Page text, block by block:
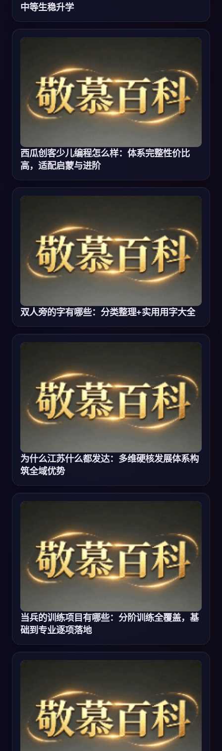
中等生稳升学
西瓜创客少儿编程怎么样：体系完整性价比
高，适配启蒙与进阶
双人旁的字有哪些：分类整理+实用用字大全
为什么江苏什么都发达：多维硬核发展体系构
筑全域优势
当兵的训练项目有哪些：分阶训练全覆盖，基
础到专业逐项落地